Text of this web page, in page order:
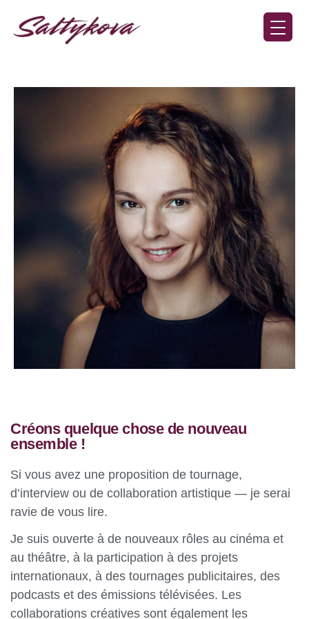
Créons quelque chose de nouveau
ensemble !
Si vous avez une proposition de tournage,
d’interview ou de collaboration artistique — je serai
ravie de vous lire.
Je suis ouverte à de nouveaux rôles au cinéma et
au théâtre, à la participation à des projets
internationaux, à des tournages publicitaires, des
podcasts et des émissions télévisées. Les
collaborations créatives sont également les